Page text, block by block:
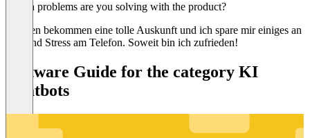
Which problems are you solving with the product?
Kunden bekommen eine tolle Auskunft und ich spare mir einiges an
Zeit und Stress am Telefon. Soweit bin ich zufrieden!
Software Guide for the category KI
Chatbots